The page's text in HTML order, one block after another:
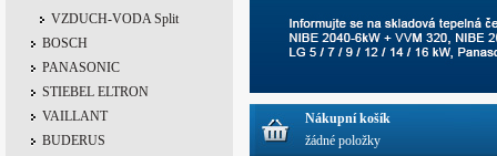
VZDUCH-VODA Split
BOSCH
PANASONIC
STIEBEL ELTRON
VAILLANT
BUDERUS
Nákupní košík
žádné položky